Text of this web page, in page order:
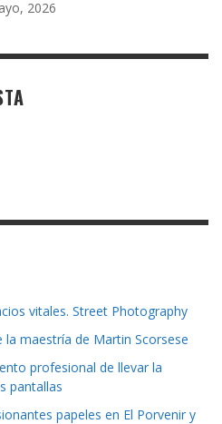
2026
vitales. Street Photography
maestría de Martin Scorsese
profesional de llevar la
pantallas
papeles en El Porvenir y